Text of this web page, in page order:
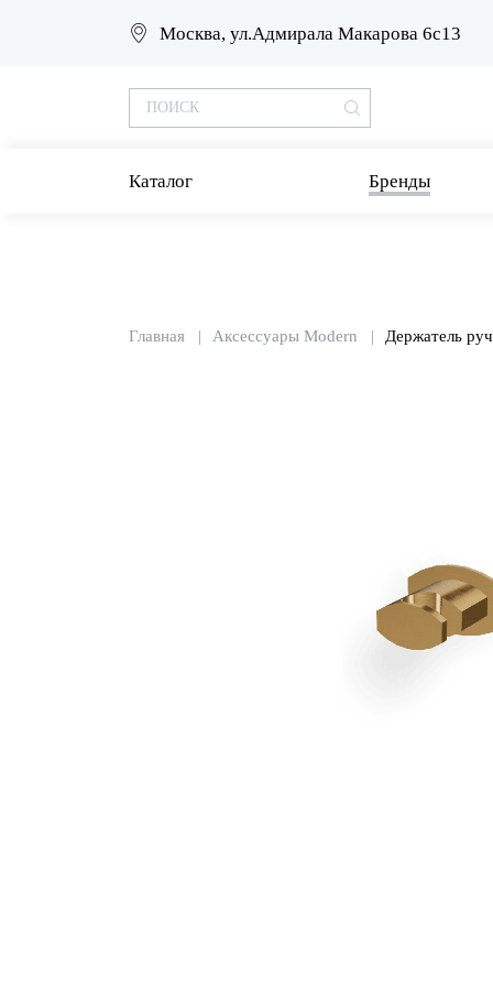
Москва, ул.Адмирала Макарова 6с13
Каталог Бренды
Главная Аксессуары Modern Держатель